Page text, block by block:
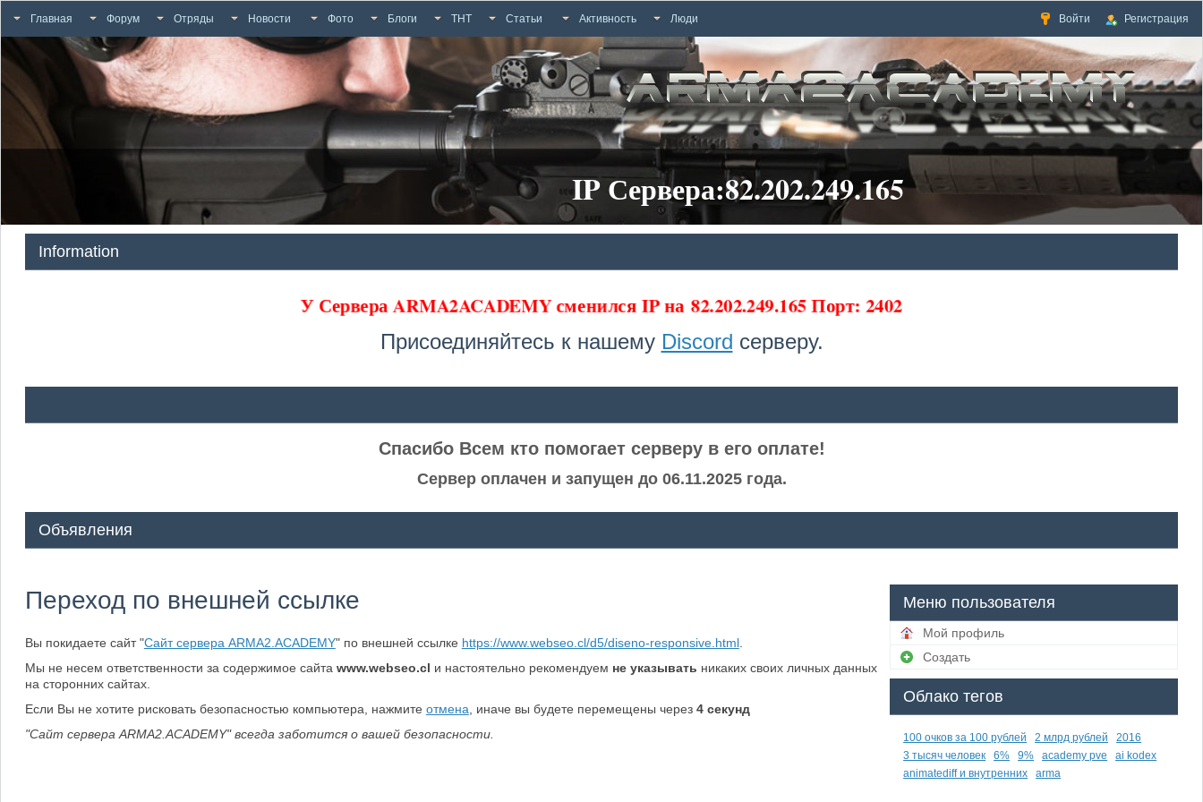
Главная Форум Отряды Новости Фото Блоги ТНТ Статьи Активность Люди Войти Регистрация
IP Сервера:82.202.249.165
Information
У Сервера ARMA2ACADEMY сменился IP на82.202.249.165 Порт: 2402
Присоединяйтесь к нашему Discord серверу.
Спасибо Всем кто помогает серверу в его оплате!
Сервер оплачен и запущен до 06.11.2025 года.
Объявления
Переход по внешней ссылке
Вы покидаете сайт "Сайт сервера ARMA2.ACADEMY" по внешней ссылке https://www.webseo.cl/d5/diseno-responsive.html.
Мы не несем ответственности за содержимое сайта www.webseo.cl и настоятельно рекомендуем не указывать никаких своих личных данных
на сторонних сайтах.
Если Вы не хотите рисковать безопасностью компьютера, нажмите отмена , иначе вы будете перемещены через 4секунд
"Сайт сервера ARMA2.ACADEMY" всегда заботится о вашей безопасности.
Меню пользователя
Мой профиль
Создать
Облако тегов
100 очков за 100 рублей 2 млрд рублей
2016
3 тысяч человек
6% 9% academy pve
ai kodex
animatediff и внутренних
arma